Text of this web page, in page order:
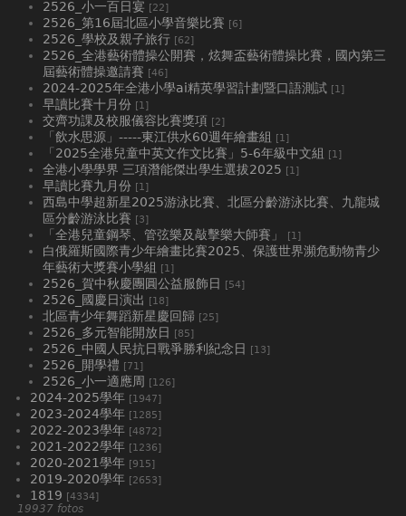
2526_小一百日宴 [22]
2526_第16屆北區小學音樂比賽 [6]
2526_學校及親子旅行 [62]
2526_全港藝術體操公開賽，炫舞盃藝術體操比賽，國內第三
屆藝術體操邀請賽 [46]
2024-2025年全港小學ai精英學習計劃暨口語測試 [1]
早讀比賽十月份 [1]
交齊功課及校服儀容比賽獎項 [2]
「飲水思源」-----東江供水60週年繪畫組 [1]
「2025全港兒童中英文作文比賽」5-6年級中文組 [1]
全港小學學界 三項潛能傑出學生選拔2025 [1]
早讀比賽九月份 [1]
西島中學超新星2025游泳比賽、北區分齡游泳比賽、九龍城
區分齡游泳比賽 [3]
「全港兒童鋼琴、管弦樂及敲擊樂大師賽」 [1]
白俄羅斯國際青少年繪畫比賽2025、⁠保護世界瀕危動物青少
年藝術大獎賽小學組 [1]
2526_賀中秋慶團圓公益服飾日 [54]
2526_國慶日演出 [18]
北區青少年舞蹈新星慶回歸 [25]
2526_多元智能開放日 [85]
2526_中國人民抗日戰爭勝利紀念日 [13]
2526_開學禮 [71]
2526_小一適應周 [126]
2024-2025學年 [1947]
2023-2024學年 [1285]
2022-2023學年 [4872]
2021-2022學年 [1236]
2020-2021學年 [915]
2019-2020學年 [2653]
1819 [4334]
19937 fotos